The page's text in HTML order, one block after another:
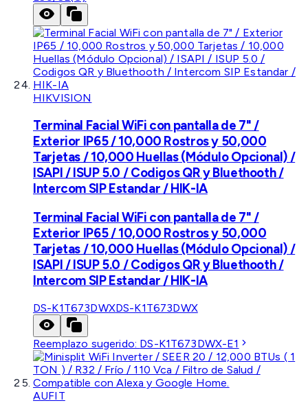
HIKVISION
Terminal Facial WiFi con pantalla de 7" /
Exterior IP65 / 10,000 Rostros y 50,000
Tarjetas / 10,000 Huellas (Módulo Opcional) /
ISAPI / ISUP 5.0 / Codigos QR y Bluethooth /
Intercom SIP Estandar / HIK-IA
Terminal Facial WiFi con pantalla de 7" /
Exterior IP65 / 10,000 Rostros y 50,000
Tarjetas / 10,000 Huellas (Módulo Opcional) /
ISAPI / ISUP 5.0 / Codigos QR y Bluethooth /
Intercom SIP Estandar / HIK-IA
DS-K1T673DWXDS-K1T673DWX
Reemplazo sugerido: DS-K1T673DWX-E1
AUFIT